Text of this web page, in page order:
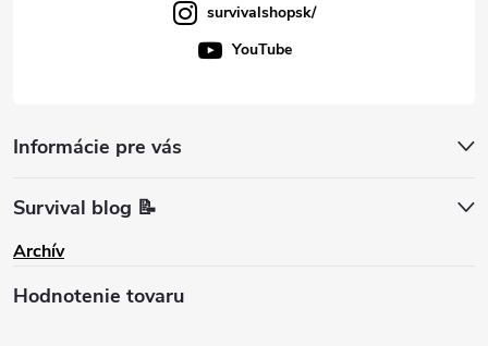
survivalshopsk/
YouTube
Informácie pre vás
Survival blog 📝
Archív
Hodnotenie tovaru